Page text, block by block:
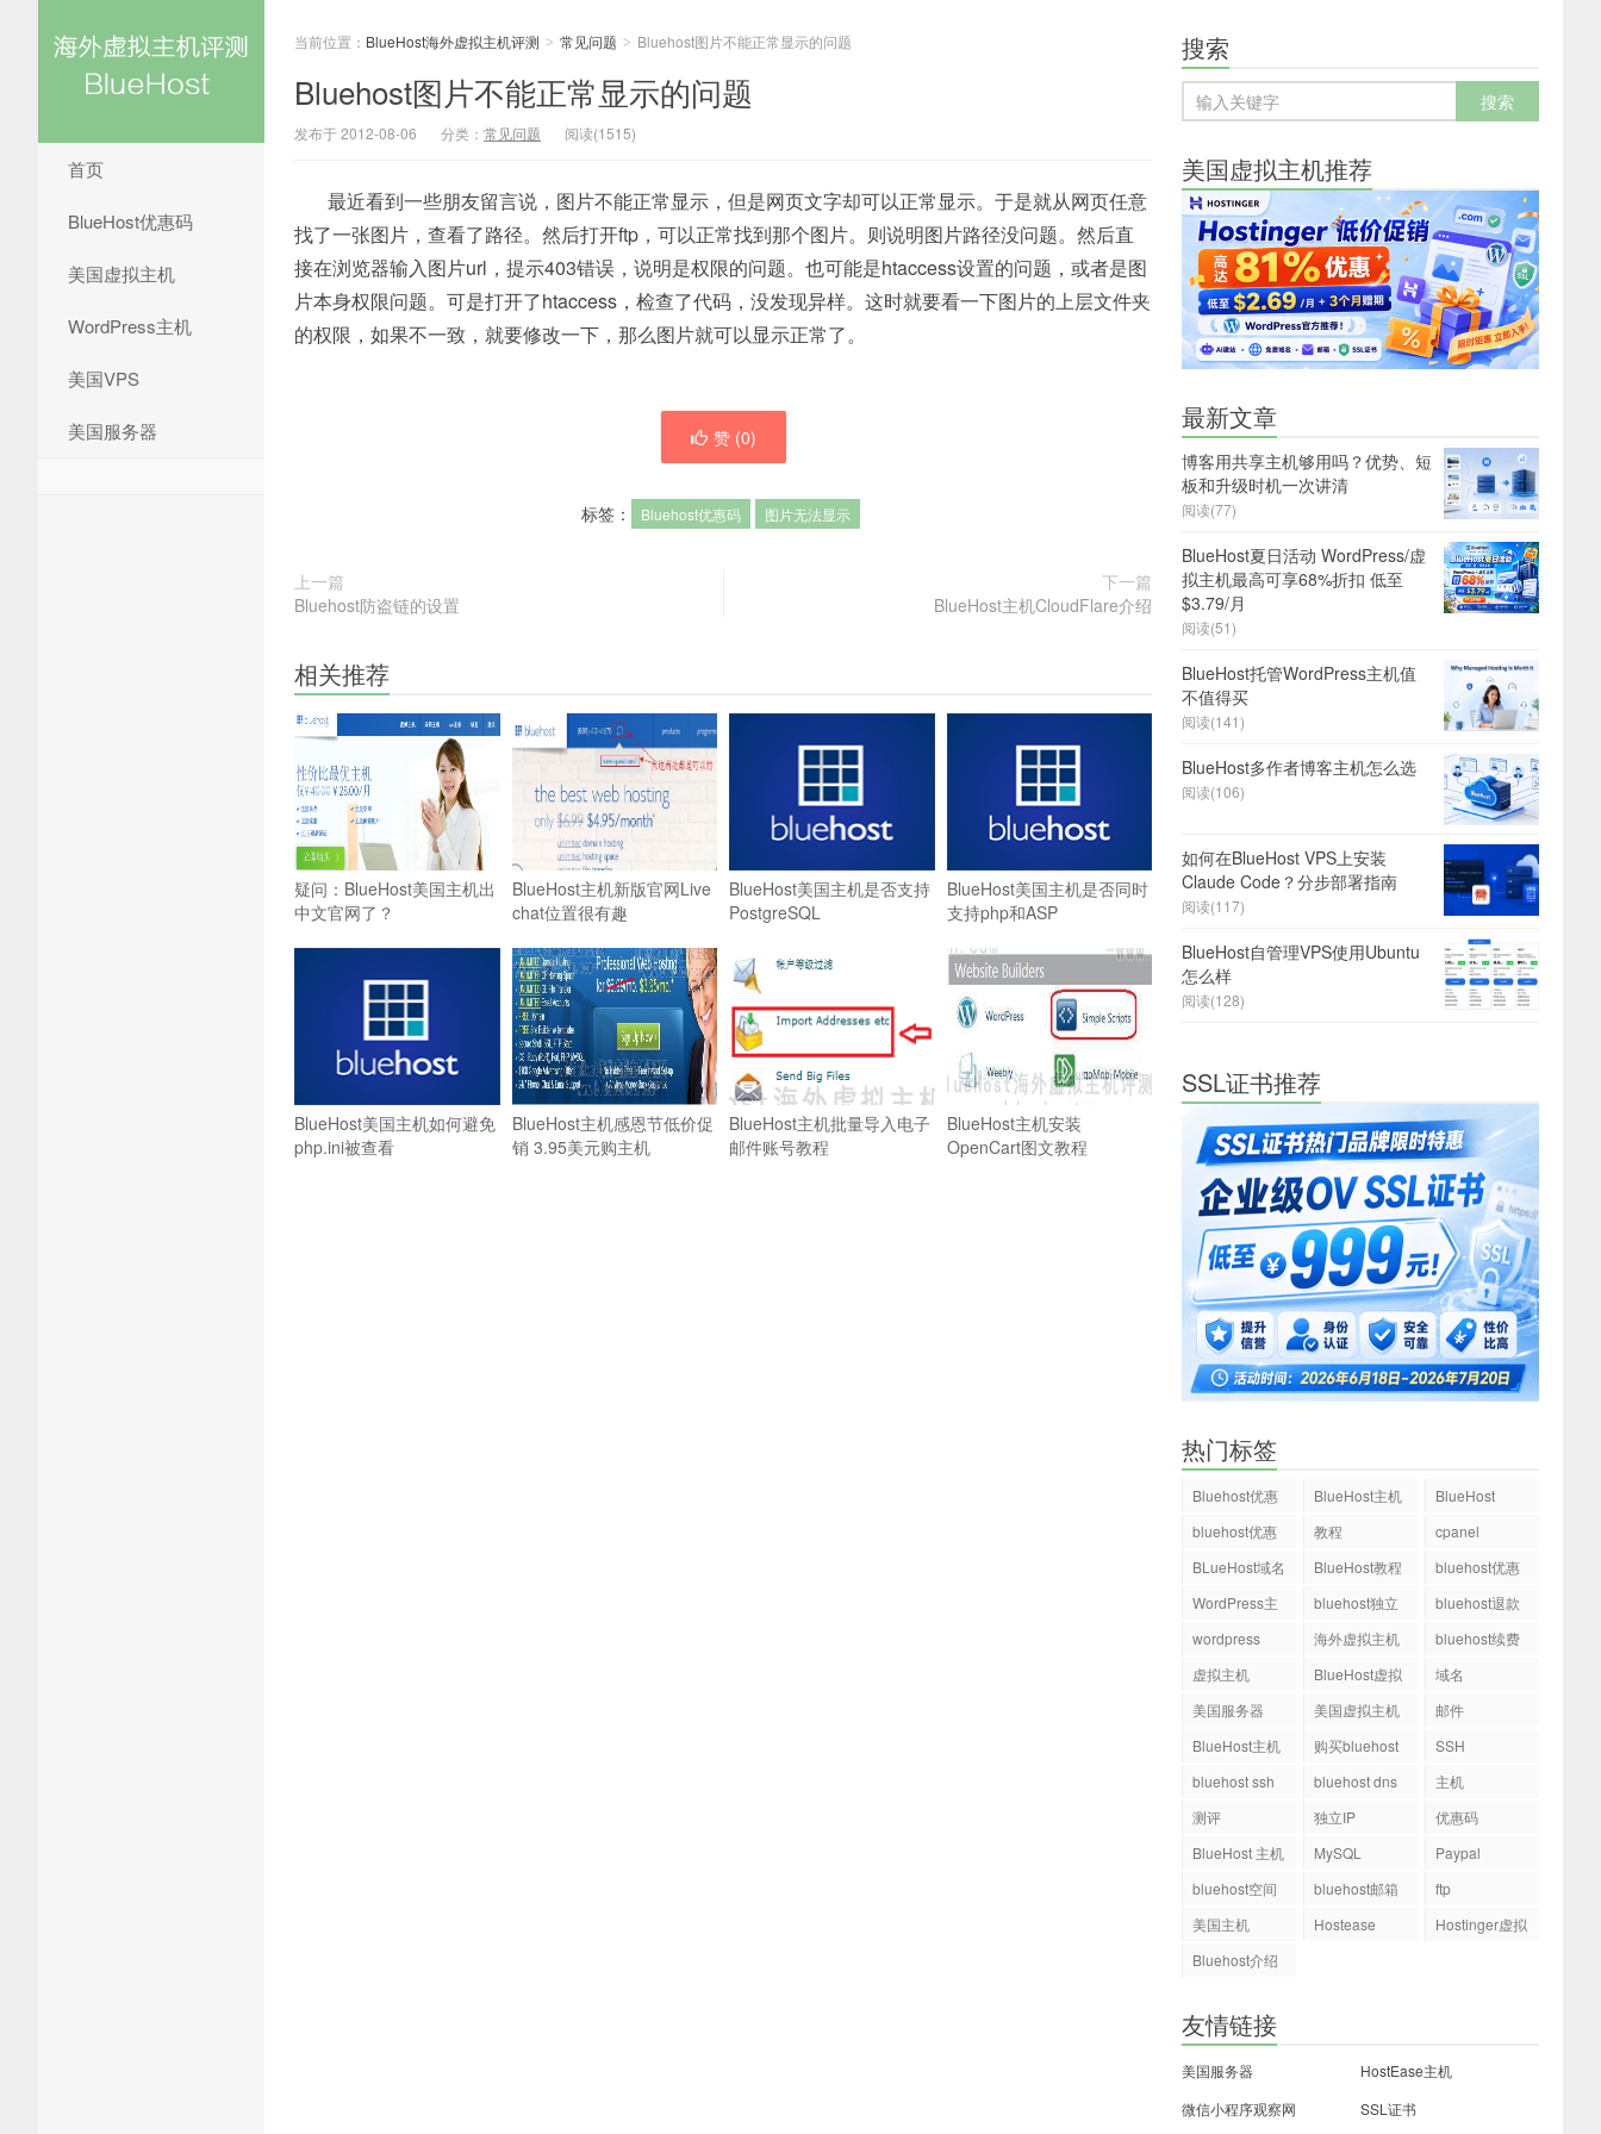
首页
BlueHost优惠码
美国虚拟主机
WordPress主机
美国VPS
美国服务器
当前位置： BlueHost海外虚拟主机评测 > 常见问题 > Bluehost图片不能正常显示的问题
Bluehost图片不能正常显示的问题
发布于 2012-08-06 分类： 常见问题 阅读(1515)
最近看到一些朋友留言说，图片不能正常显示，但是网页文字却可以正常显示。于是就从网页任意
找了一张图片，查看了路径。然后打开ftp，可以正常找到那个图片。则说明图片路径没问题。然后直
接在浏览器输入图片url，提示403错误，说明是权限的问题。也可能是htaccess设置的问题，或者是图
片本身权限问题。可是打开了htaccess，检查了代码，没发现异样。这时就要看一下图片的上层文件夹
的权限，如果不一致，就要修改一下，那么图片就可以显示正常了。
赞 (0)
标签： Bluehost优惠码 图片无法显示
上一篇
Bluehost防盗链的设置
下一篇
BlueHost主机CloudFlare介绍
相关推荐
疑问：BlueHost美国主机出
中文官网了？
BlueHost主机新版官网Live
chat位置很有趣
BlueHost美国主机是否支持
PostgreSQL
BlueHost美国主机是否同时
支持php和ASP
BlueHost美国主机如何避免
php.ini被查看
BlueHost主机感恩节低价促
销 3.95美元购主机
BlueHost主机批量导入电子
邮件账号教程
BlueHost主机安装
OpenCart图文教程
搜索
美国虚拟主机推荐
最新文章
博客用共享主机够用吗？优势、短
板和升级时机一次讲清
阅读(77)
BlueHost夏日活动 WordPress/虚
拟主机最高可享68%折扣 低至
$3.79/月
阅读(51)
BlueHost托管WordPress主机值
不值得买
阅读(141)
BlueHost多作者博客主机怎么选
阅读(106)
如何在BlueHost VPS上安装
Claude Code？分步部署指南
阅读(117)
BlueHost自管理VPS使用Ubuntu
怎么样
阅读(128)
SSL证书推荐
热门标签
Bluehost优惠
BlueHost主机
BlueHost
bluehost优惠
教程
cpanel
BLueHost域名
BlueHost教程
bluehost优惠
WordPress主
bluehost独立
bluehost退款
wordpress
海外虚拟主机
bluehost续费
虚拟主机
BlueHost虚拟
域名
美国服务器
美国虚拟主机
邮件
BlueHost主机
购买bluehost
SSH
bluehost ssh
bluehost dns
主机
测评
独立IP
优惠码
BlueHost 主机
MySQL
Paypal
bluehost空间
bluehost邮箱
ftp
美国主机
Hostease
Hostinger虚拟
Bluehost介绍
友情链接
美国服务器
HostEase主机
微信小程序观察网
SSL证书